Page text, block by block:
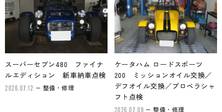
スーパーセブン480 ファイナ
ルエディション 新車納車点検
2026.07.12 整備・修理
ケータハム ロードスポーツ
200 ミッションオイル交換／
デフオイル交換／プロペラシャ
フト点検
2026.07.09 整備・修理